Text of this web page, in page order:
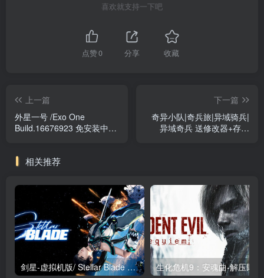
喜欢就支持一下吧
点赞0 分享 收藏
上一篇
外星一号 /Exo One
Build.16676923 免安装中文
下一篇
奇异小队|奇兵旅|异域骑兵|
异域奇兵 送修改器+存档
相关推荐
剑星-虚拟机版/ Stellar Blade v1.4.1|Build.19963153 终极版新补丁 送修改器 免安装中文版